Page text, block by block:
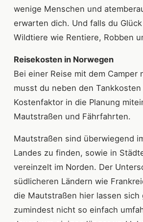
wenige Menschen und
erwarten dich. Und falls du
Wildtiere wie Rentiere, Robben
Reisekosten in Norwegen
Bei einer Reise mit dem Camper
musst du neben den
Kostenfaktor in die Planung
Mautstraßen und Fährfahrten.
Mautstraßen sind überwiegend
Landes zu finden, sowie in
vereinzelt im Norden. Der
südlicheren Ländern wie
die Mautstraßen hier lassen sich
zumindest nicht so einfach